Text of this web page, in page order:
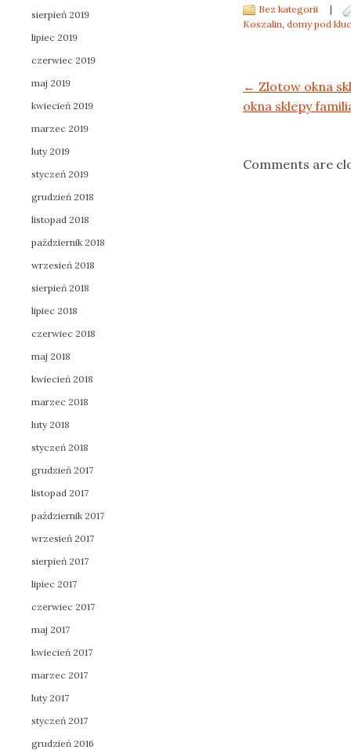
Bez kategorii
|
Koszalin, domy pod
Post navigation
← Zlotow okna
okna sklepy
Comments are
sierpień 2019
lipiec 2019
czerwiec 2019
maj 2019
kwiecień 2019
marzec 2019
luty 2019
styczeń 2019
grudzień 2018
listopad 2018
październik 2018
wrzesień 2018
sierpień 2018
lipiec 2018
czerwiec 2018
maj 2018
kwiecień 2018
marzec 2018
luty 2018
styczeń 2018
grudzień 2017
listopad 2017
październik 2017
wrzesień 2017
sierpień 2017
lipiec 2017
czerwiec 2017
maj 2017
kwiecień 2017
marzec 2017
luty 2017
styczeń 2017
grudzień 2016